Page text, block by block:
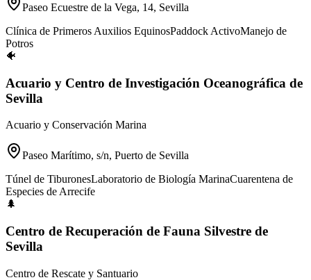
Paseo Ecuestre de la Vega, 14, Sevilla
Clínica de Primeros Auxilios EquinosPaddock ActivoManejo de
Potros
🐠
Acuario y Centro de Investigación Oceanográfica de
Sevilla
Acuario y Conservación Marina
Paseo Marítimo, s/n, Puerto de Sevilla
Túnel de TiburonesLaboratorio de Biología MarinaCuarentena de
Especies de Arrecife
🌲
Centro de Recuperación de Fauna Silvestre de
Sevilla
Centro de Rescate y Santuario